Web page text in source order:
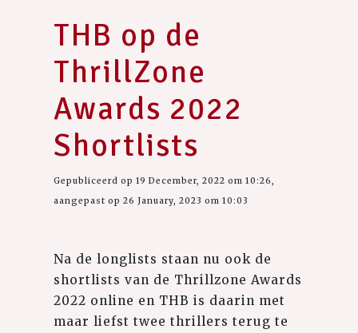
THB op de
ThrillZone
Awards 2022
Shortlists
Gepubliceerd op 19 December, 2022 om 10:26,
aangepast op 26 January, 2023 om 10:03
Na de longlists staan nu ook de
shortlists van de Thrillzone Awards
2022 online en THB is daarin met
maar liefst twee thrillers terug te